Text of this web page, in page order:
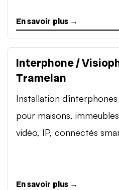
En savoir plus →
Interphone /
Tramelan
Installation
pour maisons,
vidéo, IP, connectés
En savoir plus →